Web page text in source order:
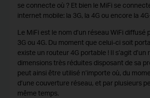
se connecte où ? Et bien le MiFi se
internet mobile: la 3G, la 4G ou encore la
Le MiFi est le nom d’un réseau WiFi diffusé
3G ou 4G. Du moment que celui-ci soit
existe un routeur 4G portable ! Il s’agit d’un
dimensions très réduites disposant de sa
peut ainsi être utilisé n’importe où, du
d’une couverture réseau, et par plusieurs
même temps.